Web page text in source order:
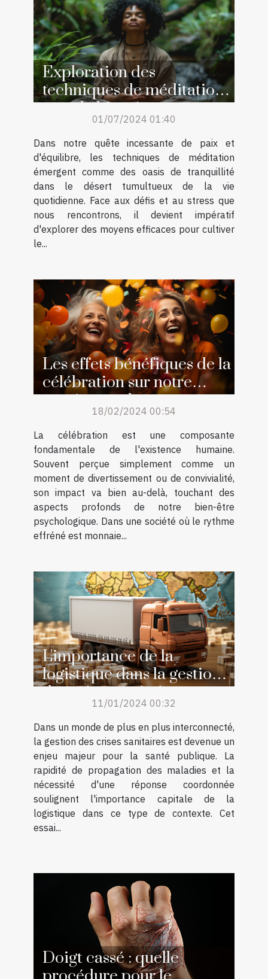
Exploration des
techniques de méditation
pour le bien-être
quotidien01/07/2024 01:40
Dans notre quête incessante de paix et
d'équilibre, les techniques de méditation
émergent comme des oasis de tranquillité
dans le désert tumultueux de la vie
quotidienne. Face aux défis et au stress que
nous rencontrons, il devient impératif
d'explorer des moyens efficaces pour cultiver
le...
Les effets bénéfiques de la
célébration sur notre
santé mentale
18/02/2024 00:54
La célébration est une composante
fondamentale de l'existence humaine.
Souvent perçue simplement comme un
moment de divertissement ou de convivialité,
son impact va bien au-delà, touchant des
aspects profonds de notre bien-être
psychologique. Dans une société où le rythme
effréné est monnaie...
L'importance de la
logistique dans la gestion
des crises sanitaires
11/01/2024 00:32
Dans un monde de plus en plus interconnecté,
la gestion des crises sanitaires est devenue un
enjeu majeur pour la santé publique. La
rapidité de propagation des maladies et la
nécessité d'une réponse coordonnée
soulignent l'importance capitale de la
logistique dans ce type de contexte. Cet
essai...
Doigt cassé : quelle